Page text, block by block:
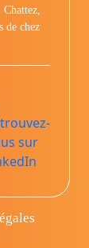
Chattez,
de chez